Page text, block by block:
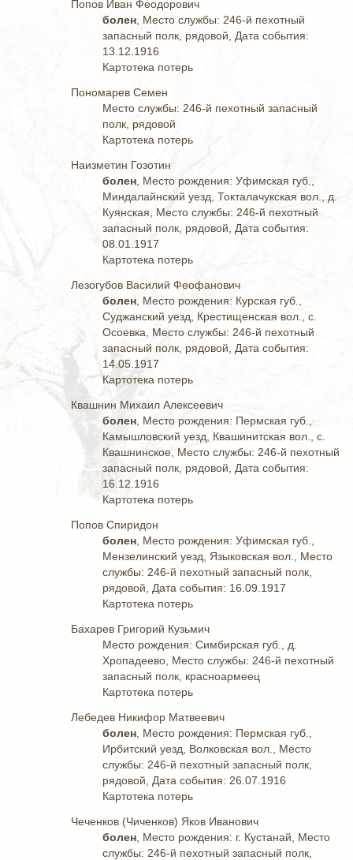
Попов Иван Феодорович
болен , Место службы: 246-й пехотный
запасный полк, рядовой, Дата события:
13.12.1916
Картотека потерь
Пономарев Семен
Место службы: 246-й пехотный запасный
полк, рядовой
Картотека потерь
Наизметин Гозотин
болен , Место рождения: Уфимская губ.,
Миндалайнский уезд, Токталачукская вол., д.
Куянская, Место службы: 246-й пехотный
запасный полк, рядовой, Дата события:
08.01.1917
Картотека потерь
Лезогубов Василий Феофанович
болен , Место рождения: Курская губ.,
Суджанский уезд, Крестищенская вол., с.
Осоевка, Место службы: 246-й пехотный
запасный полк, рядовой, Дата события:
14.05.1917
Картотека потерь
Квашнин Михаил Алексеевич
болен , Место рождения: Пермская губ.,
Камышловский уезд, Квашинитская вол., с.
Квашнинское, Место службы: 246-й пехотный
запасный полк, рядовой, Дата события:
16.12.1916
Картотека потерь
Попов Спиридон
болен , Место рождения: Уфимская губ.,
Мензелинский уезд, Языковская вол., Место
службы: 246-й пехотный запасный полк,
рядовой, Дата события: 16.09.1917
Картотека потерь
Бахарев Григорий Кузьмич
Место рождения: Симбирская губ., д.
Хропадеево, Место службы: 246-й пехотный
запасный полк, красноармеец
Картотека потерь
Лебедев Никифор Матвеевич
болен , Место рождения: Пермская губ.,
Ирбитский уезд, Волковская вол., Место
службы: 246-й пехотный запасный полк,
рядовой, Дата события: 26.07.1916
Картотека потерь
Чеченков (Чиченков) Яков Иванович
болен , Место рождения: г. Кустанай, Место
службы: 246-й пехотный запасный полк,